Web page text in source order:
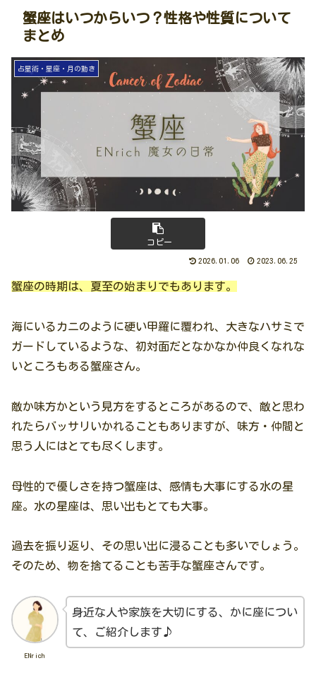
蟹座はいつからいつ？性格や性質について
まとめ
占星術・星座・月の動き
コピー
2026.01.06 2023.06.25
蟹座の時期は、夏至の始まりでもあります。
海にいるカニのように硬い甲羅に覆われ、大きなハサミで
ガードしているような、初対面だとなかなか仲良くなれな
いところもある蟹座さん。
敵か味方かという見方をするところがあるので、敵と思わ
れたらバッサリいかれることもありますが、味方・仲間と
思う人にはとても尽くします。
母性的で優しさを持つ蟹座は、感情も大事にする水の星
座。水の星座は、思い出もとても大事。
過去を振り返り、その思い出に浸ることも多いでしょう。
そのため、物を捨てることも苦手な蟹座さんです。
ENrich
身近な人や家族を大切にする、かに座につい
て、ご紹介します♪